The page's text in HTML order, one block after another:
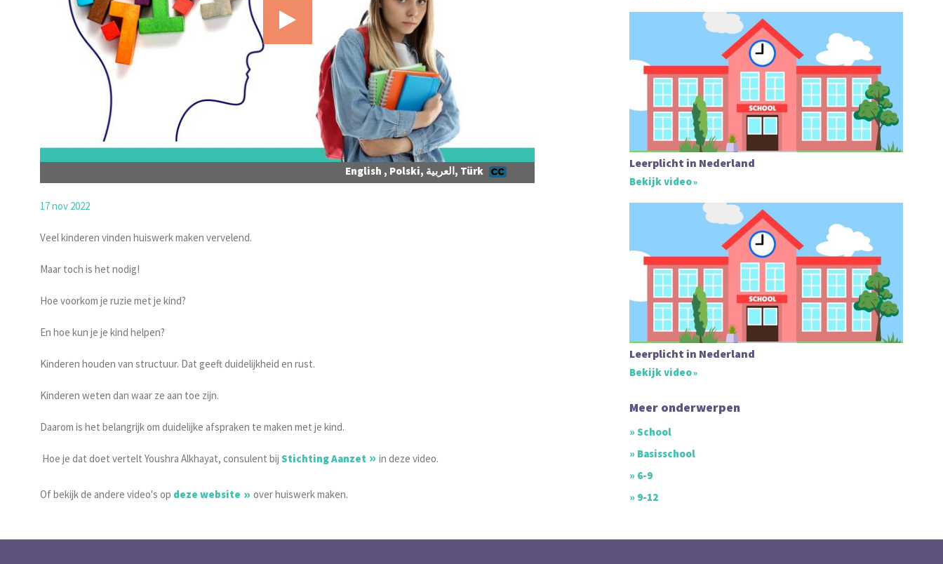
English , Polski, العربية, Türk
17 nov 2022
Veel kinderen vinden huiswerk maken vervelend.
Maar toch is het nodig!
Hoe voorkom je ruzie met je kind?
En hoe kun je je kind helpen?
Kinderen houden van structuur. Dat geeft duidelijkheid en rust.
Kinderen weten dan waar ze aan toe zijn.
Daarom is het belangrijk om duidelijke afspraken te maken met je kind.
Hoe je dat doet vertelt Youshra Alkhayat, consulent bij Stichting Aanzet in deze video.
Of bekijk de andere video's op deze website over huiswerk maken.
Leerplicht in Nederland
Bekijk video
Leerplicht in Nederland
Bekijk video
Meer onderwerpen
» School
» Basisschool
» 6-9
» 9-12